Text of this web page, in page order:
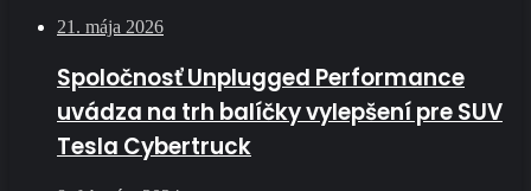
21. mája 2026
Spoločnosť Unplugged Performance
uvádza na trh balíčky vylepšení pre SUV
Tesla Cybertruck